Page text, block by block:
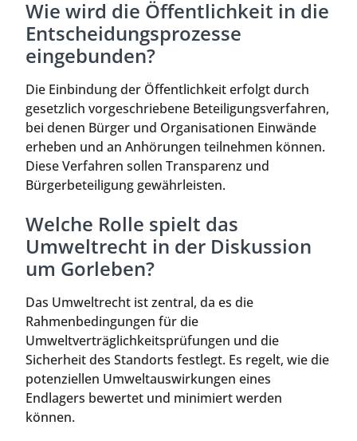
Wie wird die Öffentlichkeit in die
Entscheidungsprozesse
eingebunden?
Die Einbindung der Öffentlichkeit erfolgt durch
gesetzlich vorgeschriebene Beteiligungsverfahren,
bei denen Bürger und Organisationen Einwände
erheben und an Anhörungen teilnehmen können.
Diese Verfahren sollen Transparenz und
Bürgerbeteiligung gewährleisten.
Welche Rolle spielt das
Umweltrecht in der Diskussion
um Gorleben?
Das Umweltrecht ist zentral, da es die
Rahmenbedingungen für die
Umweltverträglichkeitsprüfungen und die
Sicherheit des Standorts festlegt. Es regelt, wie die
potenziellen Umweltauswirkungen eines
Endlagers bewertet und minimiert werden
können.